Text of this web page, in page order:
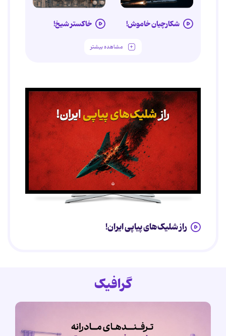
شکارچیان خاموش! خاکستر شیخ!
مشاهده بیشتر
راز شلیک‌های پیاپی ایران!
گرافیک